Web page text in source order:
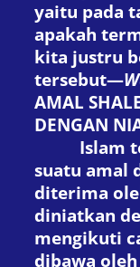
yaitu pada
apakah
kita justru
tersebut—
AMAL
DENGAN
Islam
suatu amal
diterima
diniatkan
mengikuti
dibawa